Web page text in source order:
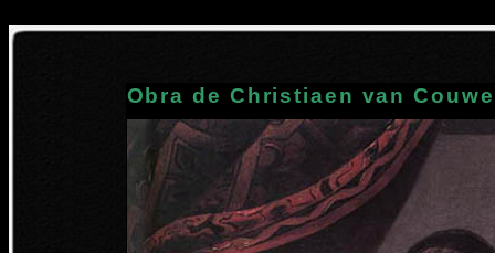
Obra de Christiaen van